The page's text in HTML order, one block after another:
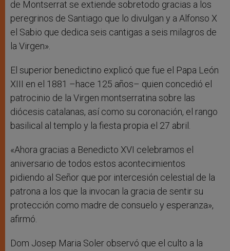
de Montserrat se extiende sobretodo gracias a los
peregrinos de Santiago que lo divulgan y a Alfonso X
el Sabio que dedica seis cantigas a seis milagros de
la Virgen».
El superior benedictino explicó que fue el Papa León
XIII en el 1881 –hace 125 años– quien concedió el
patrocinio de la Virgen montserratina sobre las
diócesis catalanas, así como su coronación, el rango
basilical al templo y la fiesta propia el 27 abril.
«Ahora gracias a Benedicto XVI celebramos el
aniversario de todos estos acontecimientos
pidiendo al Señor que por intercesión celestial de la
patrona a los que la invocan la gracia de sentir su
protección como madre de consuelo y esperanza»,
afirmó.
Dom Josep Maria Soler observó que el culto a la